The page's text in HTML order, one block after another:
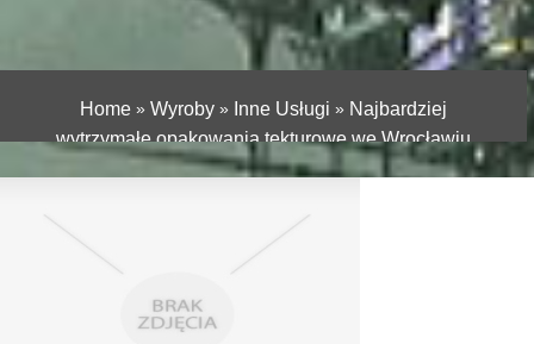
Home » Wyroby » Inne Usługi » Najbardziej
wytrzymałe opakowania tekturowe we Wrocławiu